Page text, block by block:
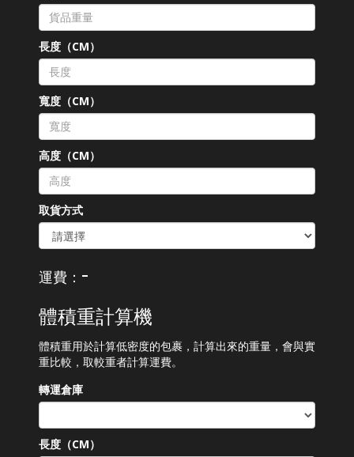
長度（CM）
寬度（CM）
高度（CM）
取貨方式
運費： -
體積重計算機
體積重用於計算低密度的包裹，計算出來的重量，會與實
重比較，取較重者計算運費。
轉運倉庫
長度（CM）